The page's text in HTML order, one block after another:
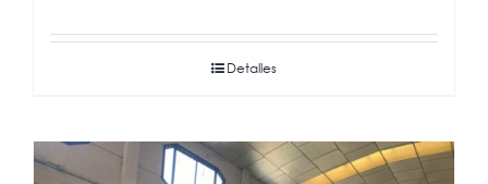
Detalles